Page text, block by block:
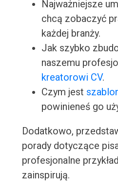
Najważniejsze
chcą zobaczyć
każdej branży.
Jak szybko
naszemu
kreatorowi CV.
Czym jest
powinieneś go
Dodatkowo,
porady dotyczące
profesjonalne
zainspirują.